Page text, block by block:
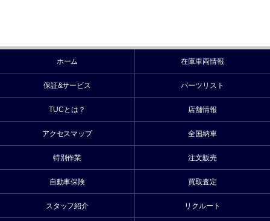
ホーム 在庫車両情報
保証&サービス パーツリスト
TUCとは？ 店舗情報
アクセスマップ 全国納車
特別作業 注文販売
自動車保険 買取査定
スタッフ紹介 リクルート